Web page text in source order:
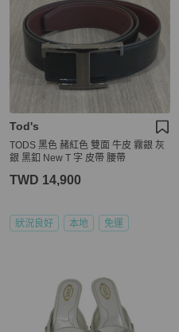
Tod's
TODS 黑色 赭紅色 雙面 牛皮 霧銀 灰
銀 黑釦 New T 字 皮帶 腰帶
TWD 14,900
狀況良好 本地 免運